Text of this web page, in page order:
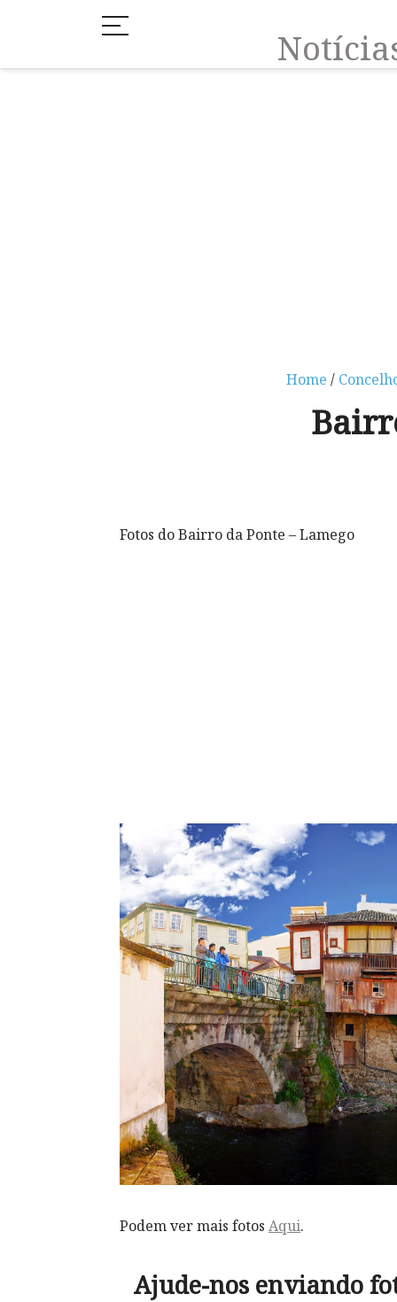
Home /
Fotos do Bairro da Ponte – Lamego
Podem ver mais fotos Aqui.
Ajude-nos enviando